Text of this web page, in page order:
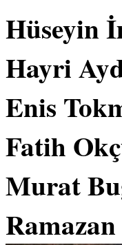
Hüseyin
Hayri
Enis
Fatih
Murat